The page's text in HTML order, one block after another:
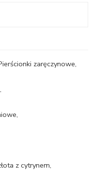
zaręczynowe,
,
,
z cytrynem,